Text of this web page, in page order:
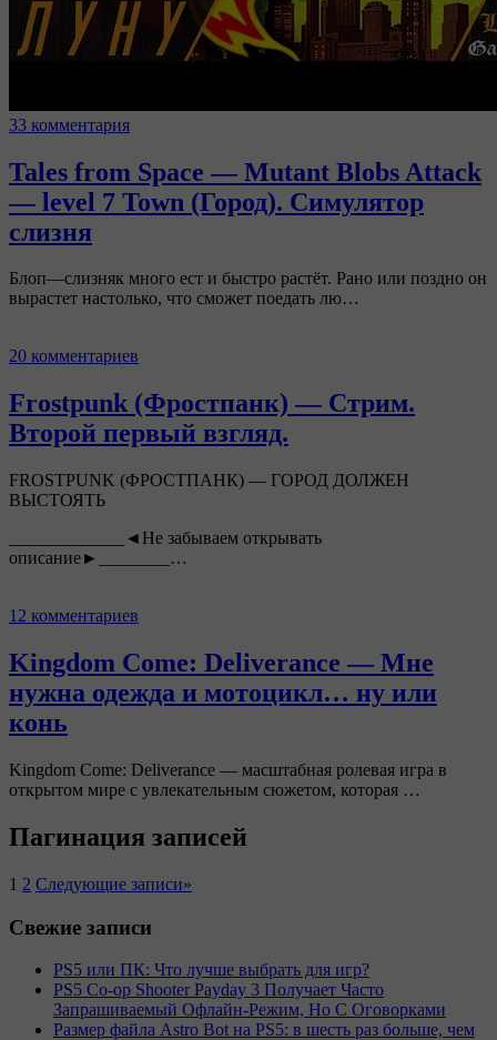
33 комментария
Tales from Space — Mutant Blobs Attack
— level 7 Town (Город). Симулятор
слизня
Блоп—слизняк много ест и быстро растёт. Рано или поздно он
вырастет настолько, что сможет поедать лю…
20 комментариев
Frostpunk (Фростпанк) — Стрим.
Второй первый взгляд.
FROSTPUNK (ФРОСТПАНК) — ГОРОД ДОЛЖЕН
ВЫСТОЯТЬ
_____________◄Не забываем открывать
описание►________…
12 комментариев
Kingdom Come: Deliverance — Мне
нужна одежда и мотоцикл… ну или
конь
Kingdom Come: Deliverance — масштабная ролевая игра в
открытом мире с увлекательным сюжетом, которая …
Пагинация записей
1 2 Следующие записи»
Свежие записи
PS5 или ПК: Что лучше выбрать для игр?
PS5 Co-op Shooter Payday 3 Получает Часто
Запрашиваемый Офлайн-Режим, Но С Оговорками
Размер файла Astro Bot на PS5: в шесть раз больше, чем